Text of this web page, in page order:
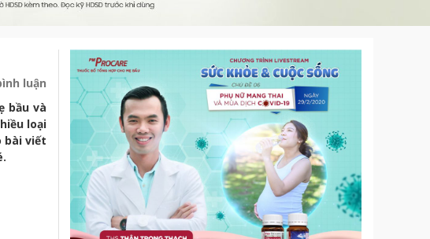
luận
bầu và
loại
bài viết